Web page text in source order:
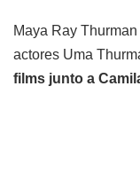
Maya Ray
actores Uma
films junto a